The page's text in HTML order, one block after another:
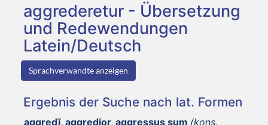
aggrederetur - Übersetzung
und Redewendungen
Latein/Deutsch
Sprachverwandte anzeigen
Ergebnis der Suche nach lat. Formen
aggredī, aggredior, aggressus sum (kons.